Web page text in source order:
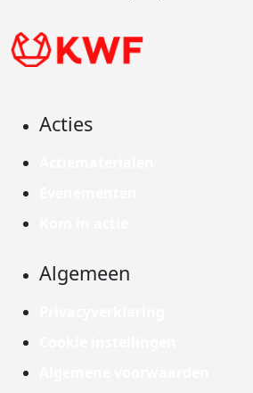
Acties
Algemeen